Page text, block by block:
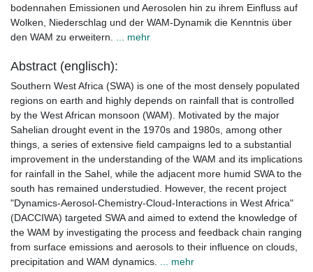
bodennahen Emissionen und Aerosolen hin zu ihrem Einfluss auf
Wolken, Niederschlag und der WAM-Dynamik die Kenntnis über
den WAM zu erweitern.
... mehr
Abstract (englisch):
Southern West Africa (SWA) is one of the most densely populated
regions on earth and highly depends on rainfall that is controlled
by the West African monsoon (WAM). Motivated by the major
Sahelian drought event in the 1970s and 1980s, among other
things, a series of extensive field campaigns led to a substantial
improvement in the understanding of the WAM and its implications
for rainfall in the Sahel, while the adjacent more humid SWA to the
south has remained understudied. However, the recent project
"Dynamics-Aerosol-Chemistry-Cloud-Interactions in West Africa"
(DACCIWA) targeted SWA and aimed to extend the knowledge of
the WAM by investigating the process and feedback chain ranging
from surface emissions and aerosols to their influence on clouds,
precipitation and WAM dynamics.
... mehr